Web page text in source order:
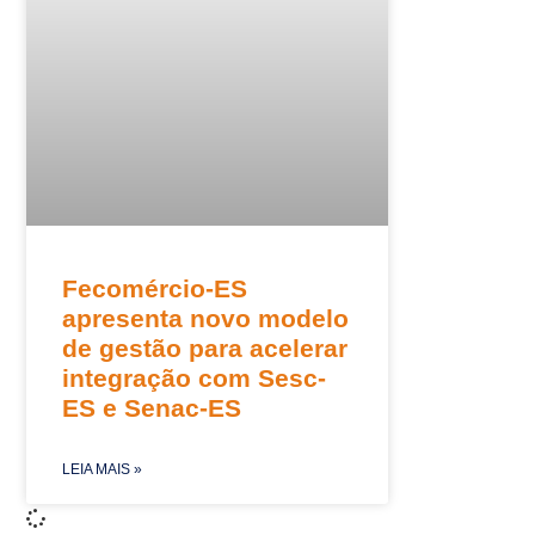
Fecomércio-ES
apresenta novo modelo
de gestão para acelerar
integração com Sesc-
ES e Senac-ES
LEIA MAIS »